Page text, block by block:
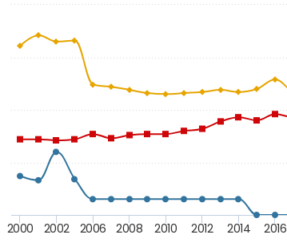
2000 2002 2006 2008 2010 2012 2014 2016